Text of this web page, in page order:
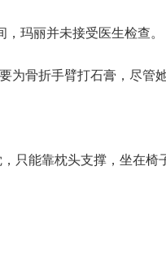
玛丽并未接受医生检查。
为骨折手臂打石膏，尽管
只能靠枕头支撑，坐在